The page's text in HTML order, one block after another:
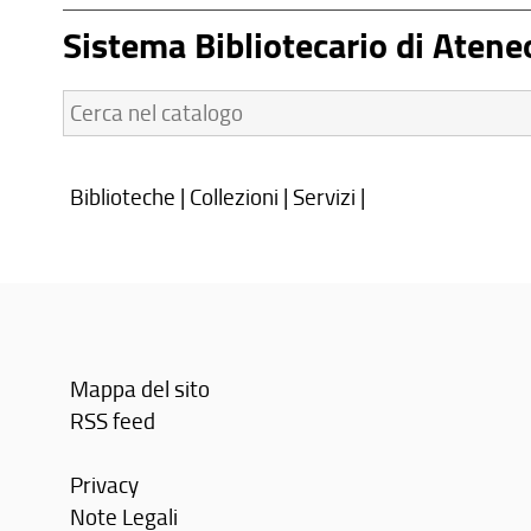
Sistema Bibliotecario di
Cerca
nel
Biblioteche | Collezioni | Servizi |
Mappa del sito
RSS feed
Privacy
Note Legali